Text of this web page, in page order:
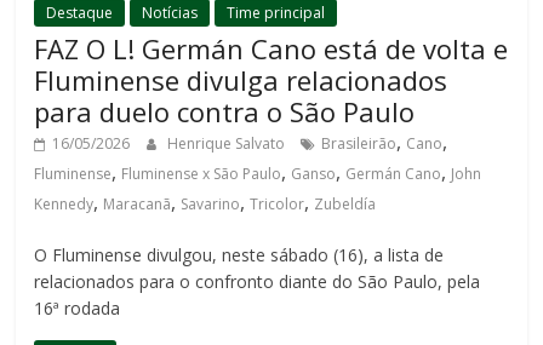
Destaque Notícias Time principal
FAZ O L! Germán Cano está de volta e
Fluminense divulga relacionados
para duelo contra o São Paulo
16/05/2026 Henrique Salvato Brasileirão, Cano,
Fluminense, Fluminense x São Paulo, Ganso, Germán Cano, John
Kennedy, Maracanã, Savarino,Tricolor, Zubeldía
O Fluminense divulgou, neste sábado (16), a lista de
relacionados para o confronto diante do São Paulo, pela
16ª rodada